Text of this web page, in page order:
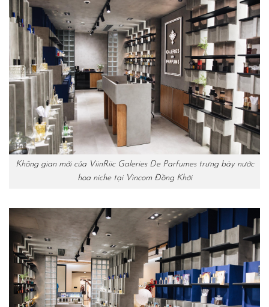
Không gian mới của ViinRiic Galeries De Parfumes trưng bày nước
hoa niche tại Vincom Đồng Khởi